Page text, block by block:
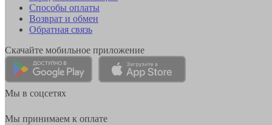
Способы оплаты
Возврат и обмен
Обратная связь
Скачайте мобильное приложение
Мы в соцсетях
Мы принимаем к оплате